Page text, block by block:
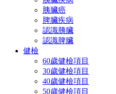
胰臟癌
脾臟疾病
認識胰臟
認識脾臟
健檢
60歲健檢項目
30歲健檢項目
40歲健檢項目
50歲健檢項目